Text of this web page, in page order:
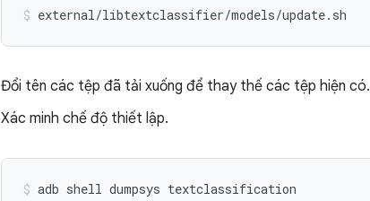
Đổi tên các tệp đã tải xuống để thay thế các tệp hiện có.
Xác minh chế độ thiết lập.